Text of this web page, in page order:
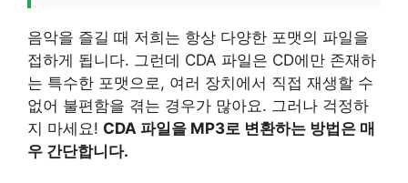
음악을 즐길 때 저희는 항상 다양한 포맷의 파일을
접하게 됩니다. 그런데 CDA 파일은 CD에만 존재하
는 특수한 포맷으로, 여러 장치에서 직접 재생할 수
없어 불편함을 겪는 경우가 많아요. 그러나 걱정하
지 마세요! CDA 파일을 MP3로 변환하는 방법은 매
우 간단합니다.